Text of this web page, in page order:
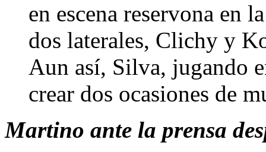
en escena reservona en
dos laterales, Clichy y
Aun así, Silva, jugando
crear dos ocasiones de
Martino ante la prensa